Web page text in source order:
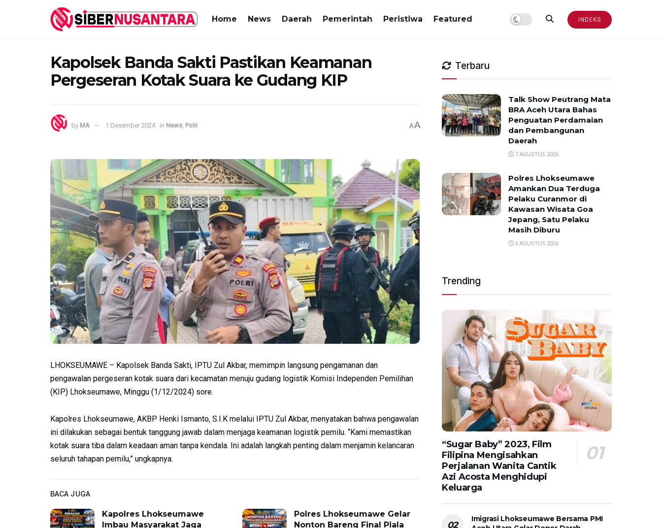
Home News Daerah Pemerintah Peristiwa Featured INDEKS
Kapolsek Banda Sakti Pastikan Keamanan
Pergeseran Kotak Suara ke Gudang KIP
by MA 1 Desember 2024 in News Polri AA
LHOKSEUMAWE – Kapolsek Banda Sakti, IPTU Zul Akbar, memimpin langsung pengamanan dan
pengawalan pergeseran kotak suara dari kecamatan menuju gudang logistik Komisi Independen Pemilihan
(KIP) Lhokseumawe, Minggu (1/12/2024) sore.
Kapolres Lhokseumawe, AKBP Henki Ismanto, S.I.K melalui IPTU Zul Akbar, menyatakan bahwa pengawalan
ini dilakukan sebagai bentuk tanggung jawab dalam menjaga keamanan logistik pemilu. “Kami memastikan
kotak suara tiba dalam keadaan aman tanpa kendala. Ini adalah langkah penting dalam menjamin kelancaran
seluruh tahapan pemilu,” ungkapnya.
BACA JUGA
Kapolres Lhokseumawe
Imbau Masyarakat Jaga
Polres Lhokseumawe Gelar
Nonton Bareng Final Piala
Terbaru
Talk Show Peutrang Mata
BRA Aceh Utara Bahas
Penguatan Perdamaian
dan Pembangunan
Daerah
7 AGUSTUS 2026
Polres Lhokseumawe
Amankan Dua Terduga
Pelaku Curanmor di
Kawasan Wisata Goa
Jepang, Satu Pelaku
Masih Diburu
6 AGUSTUS 2026
Trending
“Sugar Baby” 2023, Film
Filipina Mengisahkan
Perjalanan Wanita Cantik
Azi Acosta Menghidupi
Keluarga
Imigrasi Lhokseumawe Bersama PMI